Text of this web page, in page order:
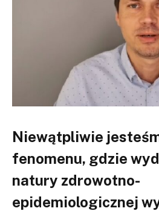
Niewątpliwie
fenomenu, gdzie
natury zdrowotno-
epidemiologicznej